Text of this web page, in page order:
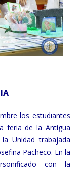
los estudiantes
feria de la Antigua
Unidad trabajada
Pacheco. En la
con la